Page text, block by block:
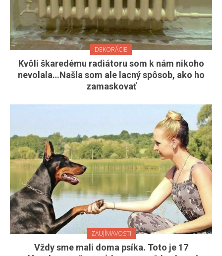
DEKORÁCIE
Kvôli škaredému radiátoru som k nám nikoho
nevolala…Našla som ale lacný spôsob, ako ho
zamaskovať
ZAUJÍMAVOSTI
Vždy sme mali doma psíka. Toto je 17